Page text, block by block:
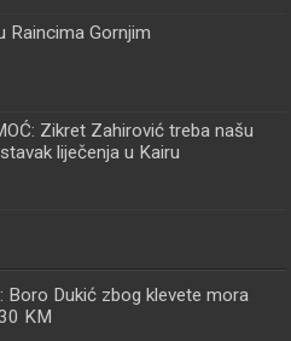
Raincima Gornjim
Zikret Zahirović treba našu
liječenja u Kairu
Boro Dukić zbog klevete mora
KM